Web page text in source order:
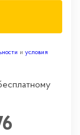
и условия